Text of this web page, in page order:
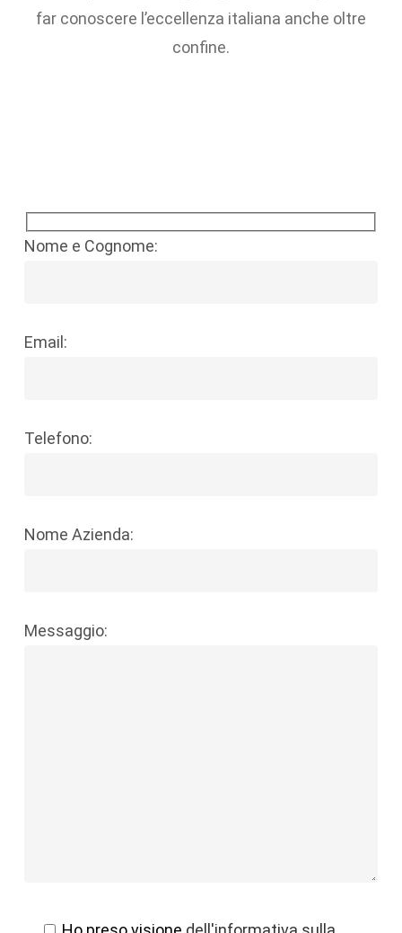
far conoscere l’eccellenza italiana anche oltre
confine.
Nome e Cognome:
Email:
Telefono:
Nome Azienda:
Messaggio: